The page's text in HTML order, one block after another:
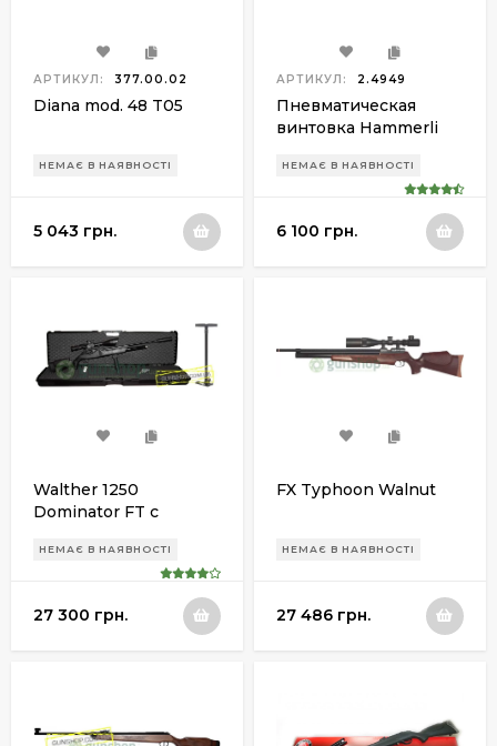
АРТИКУЛ: 377.00.02
Diana mod. 48 T05
НЕМАЄ В НАЯВНОСТІ
5 043 грн.
АРТИКУЛ: 2.4949
Пневматическая
винтовка Hammerli
Combo
НЕМАЄ В НАЯВНОСТІ
6 100 грн.
Walther 1250
Dominator FT с
давления
НЕМАЄ В НАЯВНОСТІ
27 300 грн.
FX Typhoon Walnut
НЕМАЄ В НАЯВНОСТІ
27 486 грн.